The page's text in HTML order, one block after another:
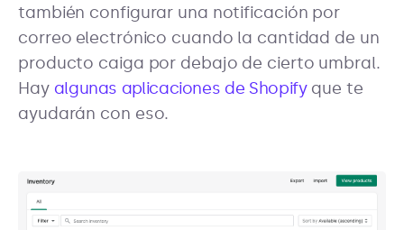
también configurar una notificación por
correo electrónico cuando la cantidad de un
producto caiga por debajo de cierto umbral.
Hay algunas aplicaciones de Shopifyque te
ayudarán con eso.